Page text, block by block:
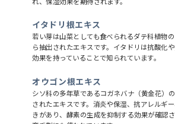
イタドリ根エキス
若い芽は山菜としても食べられるダテ科植物
ら抽出されたエキスです。イタドリは抗酸化
効果を持っていることで知られています。
オウゴン根エキス
シソ科の多年草であるコガネバナ（黄金花）
されたエキスです。消炎や保湿、抗アレルギ
きがあり、酵素の生成を抑制する効果が確認